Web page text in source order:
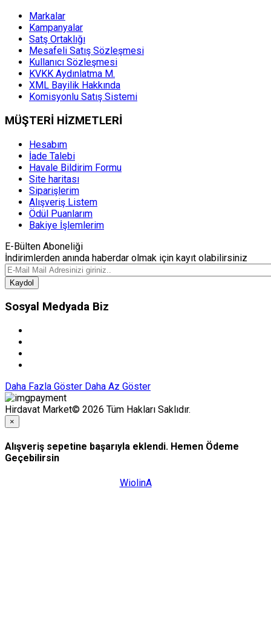
Markalar
Kampanyalar
Satş Ortaklığı
Mesafeli Satış Sözleşmesi
Kullanıcı Sözleşmesi
KVKK Aydınlatma M.
XML Bayilik Hakkında
Komisyonlu Satış Sistemi
MÜŞTERİ HİZMETLERİ
Hesabım
İade Talebi
Havale Bildirim Formu
Site haritası
Siparişlerim
Alışveriş Listem
Ödül Puanlarım
Bakiye İşlemlerim
E-Bülten Aboneliği
İndirimlerden anında haberdar olmak için kayıt olabilirsiniz
Kaydol
Sosyal Medyada Biz
Daha Fazla Göster Daha Az Göster
Hirdavat Market© 2026 Tüm Hakları Saklıdır.
×
Alışveriş sepetine başarıyla eklendi. Hemen Ödeme
Geçebilirsin
WiolinA